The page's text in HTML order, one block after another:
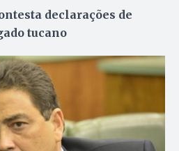
declarações de
tucano